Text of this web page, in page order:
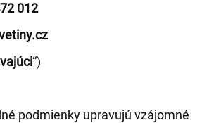
012
“)
podmienky upravujú vzájomné